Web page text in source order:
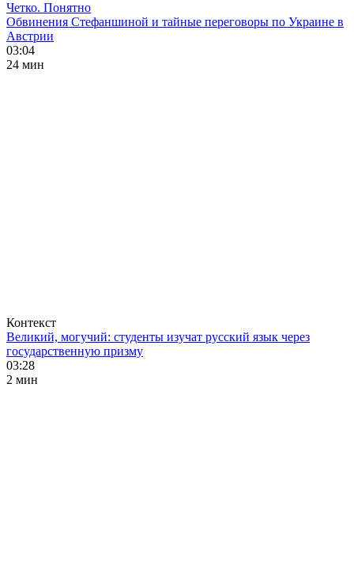
Четко. Понятно
Обвинения Стефаншиной и тайные переговоры по Украине в
Австрии
03:04
24 мин
Контекст
Великий, могучий: студенты изучат русский язык через
государственную призму
03:28
2 мин